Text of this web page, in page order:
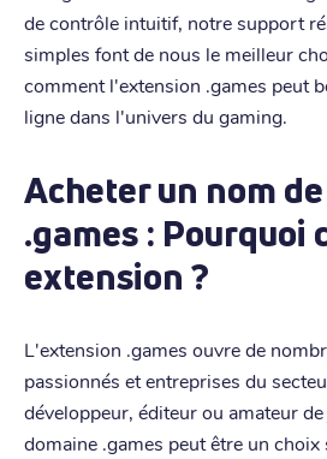
de contrôle intuitif, notre support
simples font de nous le meilleur
comment l'extension .games peut
ligne dans l'univers du gaming.
Acheter un nom
.games : Pourquoi
extension ?
L'extension .games ouvre de
passionnés et entreprises du
développeur, éditeur ou amateur
domaine .games peut être un